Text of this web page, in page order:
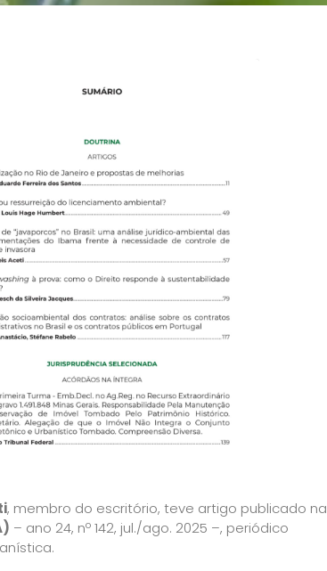
, membro do escritório, teve artigo publicado na
– ano 24, nº 142, jul./ago. 2025 –, periódico